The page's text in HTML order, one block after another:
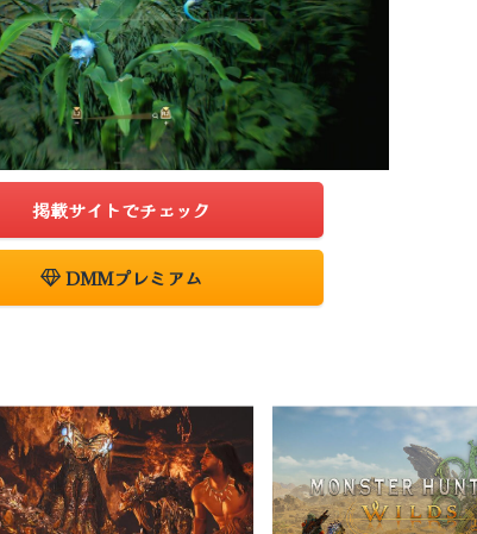
掲載サイトでチェック
DMMプレミアム